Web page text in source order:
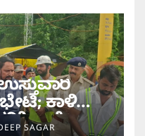
ಕಾಳಿ
SAGAR